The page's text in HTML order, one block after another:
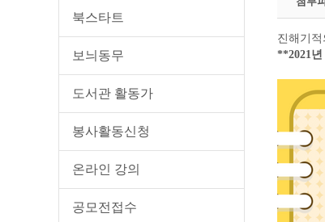
북스타트
보늬동무
도서관 활동가
봉사활동신청
온라인 강의
공모전접수
진해기
**2021년